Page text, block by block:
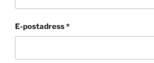
E-postadress*